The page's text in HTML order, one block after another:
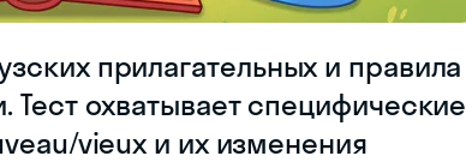
прилагательных и правила
охватывает специфические
vieux и их изменения